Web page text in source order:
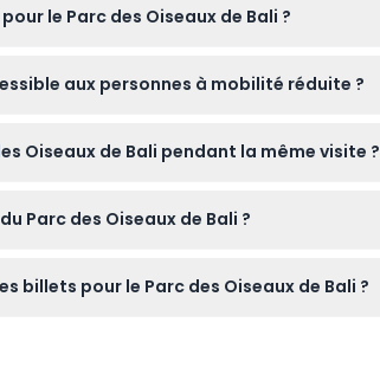
le Parc des Oiseaux de Bali ?
aux personnes à mobilité réduite ?
Oiseaux de Bali pendant la même visite ?
Parc des Oiseaux de Bali ?
billets pour le Parc des Oiseaux de Bali ?